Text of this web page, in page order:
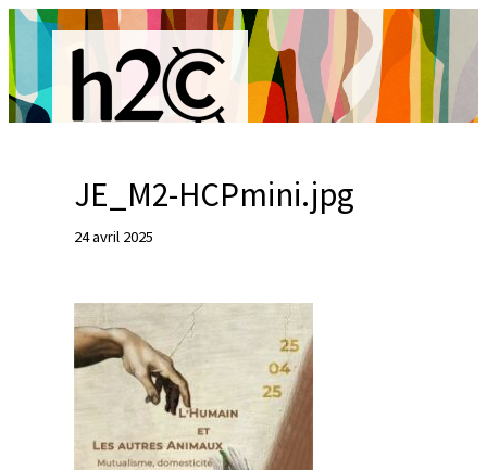
Aller
au
contenu
R
e
h
e
h
JE_M2-HCPmini.jpg
24 avril 2025